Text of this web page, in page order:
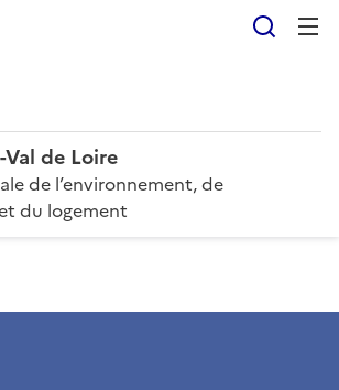
Val de Loire
de l’environnement, de
du logement